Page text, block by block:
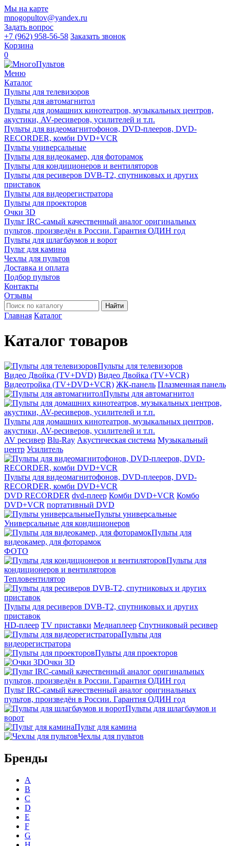
Мы на карте
mnogopultov@yandex.ru
Задать вопрос
+7 (962) 958-56-58 Заказать звонок
Корзина
0
Меню
Каталог
Пульты для телевизоров
Пульты для автомагнитол
Пульты для домашних кинотеатров, музыкальных центров,
акустики, AV-ресиверов, усилителей и т.п.
Пульты для видеомагнитофонов, DVD-плееров, DVD-
RECORDER, комби DVD+VCR
Пульты универсальные
Пульты для видеокамер, для фоторамок
Пульты для кондиционеров и вентиляторов
Пульты для ресиверов DVB-T2, спутниковых и других
приставок
Пульты для видеорегистратора
Пульты для проекторов
Очки 3D
Пульт IRC-самый качественный аналог оригинальных
пультов, произведён в России. Гарантия ОДИН год
Пульты для шлагбаумов и ворот
Пульт для камина
Чехлы для пультов
Доставка и оплата
Подбор пультов
Контакты
Отзывы
Найти
Главная Каталог
Каталог товаров
Пульты для телевизоров
Видео Двойка (TV+DVD) Видео Двойка (TV+VCR)
Видеотройка (TV+DVD+VCR) ЖК-панель Плазменная панель
Пульты для автомагнитол
Пульты для домашних кинотеатров, музыкальных центров,
акустики, AV-ресиверов, усилителей и т.п.
AV ресивер Blu-Ray Акустическая система Музыкальный
центр Усилитель
Пульты для видеомагнитофонов, DVD-плееров, DVD-
RECORDER, комби DVD+VCR
DVD RECORDER dvd-плеер Комби DVD+VCR Комбо
DVD+VCR портативный DVD
Пульты универсальные
Универсальные для кондиционеров
Пульты для
видеокамер, для фоторамок
ФОТО
Пульты для
кондиционеров и вентиляторов
Тепловентилятор
Пульты для ресиверов DVB-T2, спутниковых и других
приставок
HD-плеер TV приставки Медиаплеер Спутниковый ресивер
Пульты для
видеорегистратора
Пульты для проекторов
Очки 3D
Пульт IRC-самый качественный аналог оригинальных
пультов, произведён в России. Гарантия ОДИН год
Пульты для шлагбаумов и
ворот
Пульт для камина
Чехлы для пультов
Бренды
A
B
C
D
E
F
G